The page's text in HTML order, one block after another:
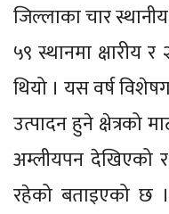
जिल्लाका चार
५९ स्थानमा क्षारीय
थियो । यस वर्ष
उत्पादन हुने क्षेत्रको
अम्लीयपन देखिएको
रहेको बताइएको छ